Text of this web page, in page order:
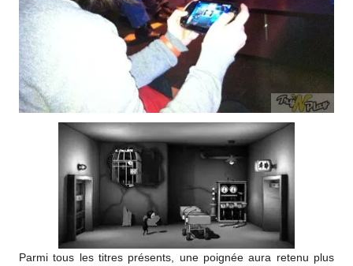
Parmi tous les titres présents, une poignée aura retenu plus